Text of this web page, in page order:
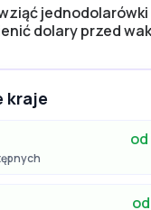
dolary przed
kraje
od